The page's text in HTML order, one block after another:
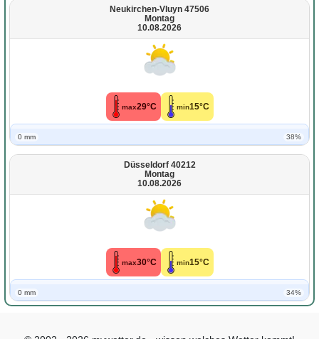
Neukirchen-Vluyn 47506
Montag
10.08.2026
max29°C min15°C
0 mm 38%
Düsseldorf 40212
Montag
10.08.2026
max30°C min15°C
0 mm 34%